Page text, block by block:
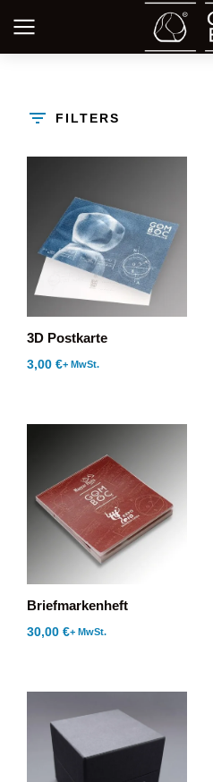
FILTERS
3D Postkarte
3,00 €+ MwSt.
Briefmarkenheft
30,00 €+ MwSt.